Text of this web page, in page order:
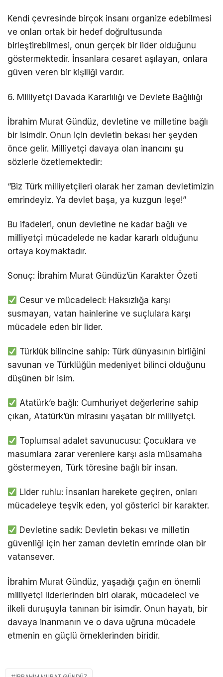
Kendi çevresinde birçok insanı organize edebilmesi
ve onları ortak bir hedef doğrultusunda
birleştirebilmesi, onun gerçek bir lider olduğunu
göstermektedir. İnsanlara cesaret aşılayan, onlara
güven veren bir kişiliği vardır.
6. Milliyetçi Davada Kararlılığı ve Devlete Bağlılığı
İbrahim Murat Gündüz, devletine ve milletine bağlı
bir isimdir. Onun için devletin bekası her şeyden
önce gelir. Milliyetçi davaya olan inancını şu
sözlerle özetlemektedir:
“Biz Türk milliyetçileri olarak her zaman devletimizin
emrindeyiz. Ya devlet başa, ya kuzgun leşe!”
Bu ifadeleri, onun devletine ne kadar bağlı ve
milliyetçi mücadelede ne kadar kararlı olduğunu
ortaya koymaktadır.
Sonuç: İbrahim Murat Gündüz’ün Karakter Özeti
Cesur ve mücadeleci: Haksızlığa karşı
susmayan, vatan hainlerine ve suçlulara karşı
mücadele eden bir lider.
Türklük bilincine sahip: Türk dünyasının birliğini
savunan ve Türklüğün medeniyet bilinci olduğunu
düşünen bir isim.
Atatürk’e bağlı: Cumhuriyet değerlerine sahip
çıkan, Atatürk’ün mirasını yaşatan bir milliyetçi.
Toplumsal adalet savunucusu: Çocuklara ve
masumlara zarar verenlere karşı asla müsamaha
göstermeyen, Türk töresine bağlı bir insan.
Lider ruhlu: İnsanları harekete geçiren, onları
mücadeleye teşvik eden, yol gösterici bir karakter.
Devletine sadık: Devletin bekası ve milletin
güvenliği için her zaman devletin emrinde olan bir
vatansever.
İbrahim Murat Gündüz, yaşadığı çağın en önemli
milliyetçi liderlerinden biri olarak, mücadeleci ve
ilkeli duruşuyla tanınan bir isimdir. Onun hayatı, bir
davaya inanmanın ve o dava uğruna mücadele
etmenin en güçlü örneklerinden biridir.